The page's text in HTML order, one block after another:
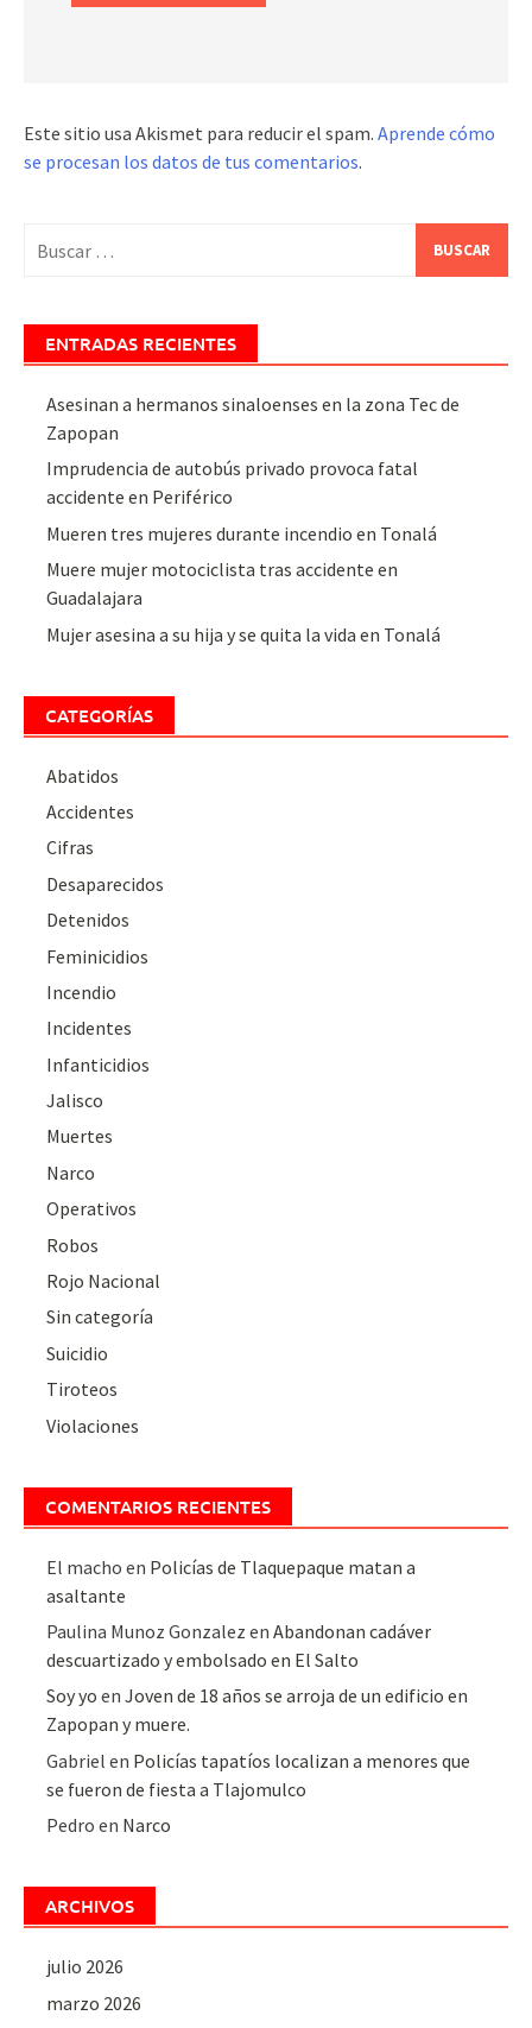
Este sitio usa Akismet para reducir el spam. Aprende cómo
se procesan los datos de tus comentarios.
ENTRADAS RECIENTES
Asesinan a hermanos sinaloenses en la zona Tec de
Zapopan
Imprudencia de autobús privado provoca fatal
accidente en Periférico
Mueren tres mujeres durante incendio en Tonalá
Muere mujer motociclista tras accidente en
Guadalajara
Mujer asesina a su hija y se quita la vida en Tonalá
CATEGORÍAS
Abatidos
Accidentes
Cifras
Desaparecidos
Detenidos
Feminicidios
Incendio
Incidentes
Infanticidios
Jalisco
Muertes
Narco
Operativos
Robos
Rojo Nacional
Sin categoría
Suicidio
Tiroteos
Violaciones
COMENTARIOS RECIENTES
El macho en Policías de Tlaquepaque matan a
asaltante
Paulina Munoz Gonzalez enAbandonan cadáver
descuartizado y embolsado en El Salto
Soy yo enJoven de 18 años se arroja de un edificio en
Zapopan y muere.
Gabriel en Policías tapatíos localizan a menores que
se fueron de fiesta a Tlajomulco
Pedro en Narco
ARCHIVOS
julio 2026
marzo 2026